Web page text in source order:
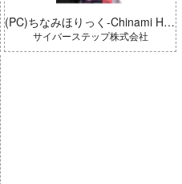
(PC)ちなみほりっく-Chinami Holic 特典付き 限定ボックス
サイバーステップ株式会社